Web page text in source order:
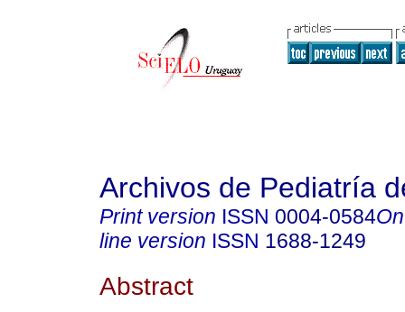
Archivos de Pediatría
Print version ISSN 0004-0584
line version ISSN 1688-1249
Abstract